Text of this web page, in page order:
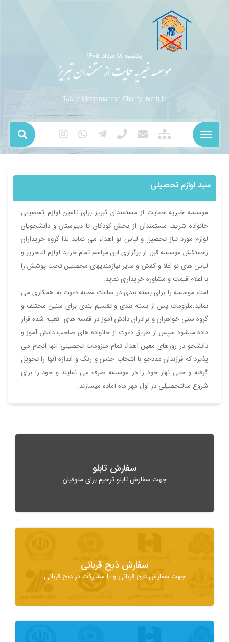
يکشنبه 18 مرداد 1405
موسسه خیریه حمایت از مستمندان تبریز
Tabriz Mostamandan Charity Institute
سبد لوازم تحصیلی
موسسه خیریه حمایت از مستمندان تبریز برای تامین لوازم تحصیلی
خانواده شریف مستمندان از بخش کودکان تا دبیرستان و دانشجویان
لوازم مورد نیاز تحصیل و لباس نو اهداء می نماید لذا گروه خریداران
زحمتکش موسسه قبل از برگزاری این مراسم تمام خرید لوازم التحریر و
لباس های نو اعلا و کفش و سایر نیازمندیهای محصلین تحت پوشش را
با اعلام قیمت و مشاوره خریداری نماید.
امناء موسسه را برای بسته بندی در ساعات معینه دعوت به همکاری می
نماید.ملزومات پس از بسته بندی و تقسیم بندی برای سنین مختلف و
گروه سنی خواهران و برادران دانش آموز در قفسه های تعبیه شده قرار
داده میشود سپس از طریق دعوت از خانواده های صاحب دانش آموز و
دانشجو در روزهای معین اهداء تمام ملزومات تحصیلی آنها انجام می
پذیرد که فرزندان مددجو با انتخاب جنس و رنگ و اندازه آنها را تحویل
گرفته و حتی نهار خود را در موسسه صرف می نمایند و خود را برای
شروع سالتحصیلی در اول مهر ماه آماده میسازند.
سفارش تابلو
جهت سفارش تابلو ترحیم برای متوفیان
سفارش ذبح قربانی
جهت سفارش ذبح قربانی و یا مشارکت در ذبح قربانی